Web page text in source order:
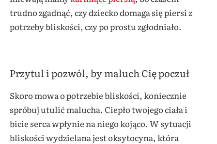
trudno zgadnąć, czy dziecko domaga się piersi z
potrzeby bliskości, czy po prostu zgłodniało.
Przytul i pozwól, by maluch Cię poczuł
Skoro mowa o potrzebie bliskości, koniecznie
spróbuj utulić malucha. Ciepło twojego ciała i
bicie serca wpłynie na niego kojąco. W sytuacji
bliskości wydzielana jest oksytocyna, która